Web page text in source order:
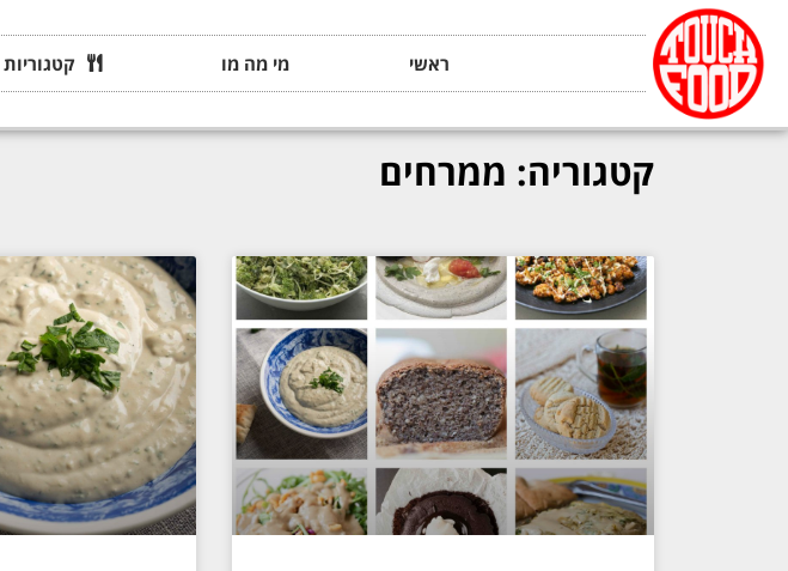
ראשי מי מה מו קטגוריות
קטגוריה: ממרחים